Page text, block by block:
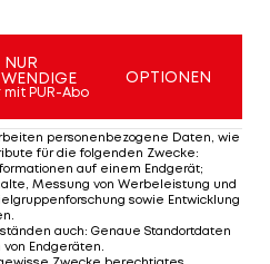
bei sieben
macht es mit seinem
noch einmal
bringen die Führung
ihrer vergangenen
aber
NUR
PUR-Abo
OPTIONEN
personenbezogene Daten, wie
für die folgenden Zwecke:
auf einem Endgerät;
Messung von Werbeleistung und
sowie Entwicklung
auch: Genaue Standortdaten
Endgeräten